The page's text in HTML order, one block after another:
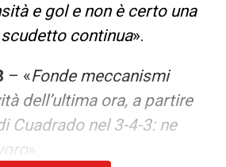
e gol e non è certo una
continua».
– «Fonde meccanismi
dell’ultima ora, a partire
Cuadrado nel 3-4-3: ne
».